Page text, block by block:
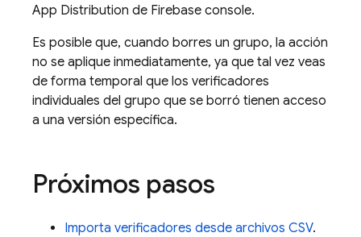
App Distribution de Firebase console.
Es posible que, cuando borres un grupo, la acción
no se aplique inmediatamente, ya que tal vez veas
de forma temporal que los verificadores
individuales del grupo que se borró tienen acceso
a una versión específica.
Próximos pasos
Importa verificadores desde archivos CSV.